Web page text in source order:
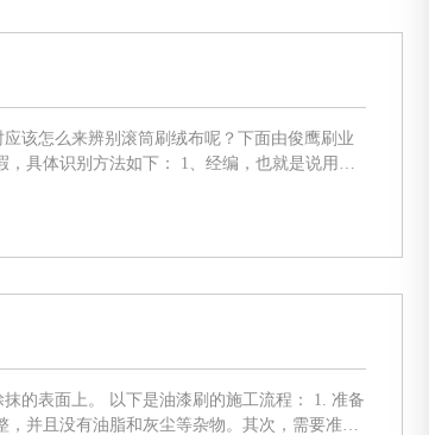
该怎么来辨别滚筒刷绒布呢？下面由俊鹰刷业
工流程： 1. 准备
并且没有油脂和灰尘等杂物。其次，需要准备